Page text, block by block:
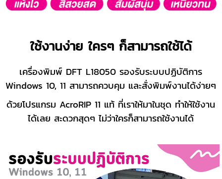
ใช้งานง่าย ใครๆ ก็สามารถใช้ได้
เครื่องพิมพ์ DFT L18050 รองรับระบบปฏิบัติการ
Windows 10, 11 สามารถควบคุม และสั่งพิมพ์งานได้ง่ายๆ
ด้วยโปรแกรม AcroRIP 11 แท้ ที่เราให้มาในชุด ทำให้ใช้งาน
ได้เลย สะดวกสุดๆ ไม่ว่าใครก็สามารถใช้งานได้